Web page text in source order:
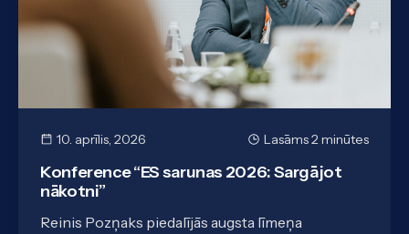
10. aprīlis, 2026 Lasāms 2 minūtes
Konference “ES sarunas 2026: Sargājot
nākotni”
Reinis Pozņaks piedalījās augsta līmeņa